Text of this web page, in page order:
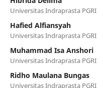
Universitas Indraprasta PGRI
Hafied Alfiansyah
Universitas Indraprasta PGRI
Muhammad Isa Anshori
Universitas Indraprasta PGRI
Ridho Maulana Bungas
Universitas Indraprasta PGRI